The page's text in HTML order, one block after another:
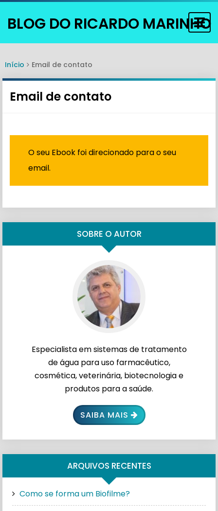
BLOG DO RICARDO MARINHO
Início Email de contato
Email de contato
O seu Ebook foi direcionado para o seu
email.
SOBRE O AUTOR
Especialista em sistemas de tratamento
de água para uso farmacêutico,
cosmética, veterinária, biotecnologia e
produtos para a saúde.
SAIBA MAIS
ARQUIVOS RECENTES
Como se forma um Biofilme?